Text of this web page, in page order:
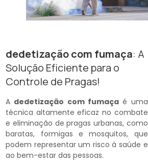
dedetização com fumaça: A
Solução Eficiente para o
Controle de Pragas!
A dedetização com fumaça é uma
técnica altamente eficaz no combate
e eliminação de pragas urbanas, como
baratas, formigas e mosquitos, que
podem representar um risco à saúde e
ao bem-estar das pessoas.